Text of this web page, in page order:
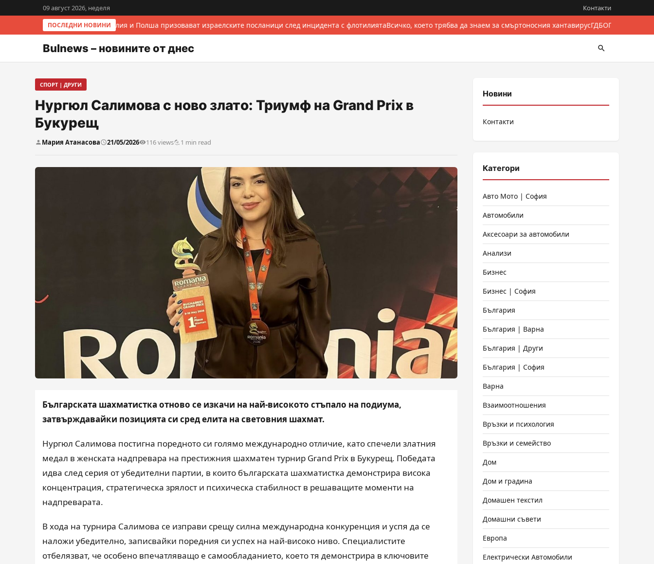
09 август 2026, неделя Контакти
ПОСЛЕДНИ НОВИНИИталия и Полша призовават израелските посланици след инцидента с флотилиятаВсичко, което трябва да знаем за смъртоносния хантавирусГДБОП разби
Bulnews – новините от днес
СПОРТ | ДРУГИ
Нургюл Салимова с ново злато: Триумф на Grand Prix в
Букурещ
Мария Атанасова 21/05/2026 116 views 1 min read
Българската шахматистка отново се изкачи на най-високото стъпало на подиума,
затвърждавайки позицията си сред елита на световния шахмат.
Нургюл Салимова постигна поредното си голямо международно отличие, като спечели златния
медал в женската надпревара на престижния шахматен турнир Grand Prix в Букурещ. Победата
идва след серия от убедителни партии, в които българската шахматистка демонстрира висока
концентрация, стратегическа зрялост и психическа стабилност в решаващите моменти на
надпреварата.
В хода на турнира Салимова се изправи срещу силна международна конкуренция и успя да се
наложи убедително, записвайки поредния си успех на най-високо ниво. Специалистите
отбелязват, че особено впечатляващо е самообладанието, което тя демонстрира в ключовите
Новини
Контакти
Категори
Авто Мото | София
Автомобили
Аксесоари за автомобили
Анализи
Бизнес
Бизнес | София
България
България | Варна
България | Други
България | София
Варна
Взаимоотношения
Връзки и психология
Връзки и семейство
Дом
Дом и градина
Домашен текстил
Домашни съвети
Европа
Електрически Автомобили